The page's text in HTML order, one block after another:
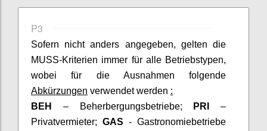
P3
Sofern nicht anders angegeben, gelten die
MUSS-Kriterien immer für alle Betriebstypen,
wobei für die Ausnahmen folgende
Abkürzungen verwendet werden :
BEH – Beherbergungsbetriebe; PRI –
Privatvermieter; GAS - Gastronomiebetriebe